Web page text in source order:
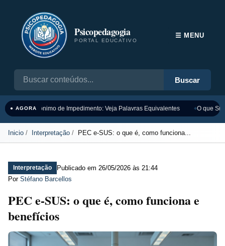
Psicopedagogia
PORTAL EDUCATIVO
Buscar
☰ MENU
● AGORASinônimo de Impedimento: Veja Palavras Equivalentes O que
Inicio Interpretação PEC e-SUS: o que é, como funciona...
Interpretação Publicado em 26/05/2026 às 21:44
Por Stéfano Barcellos
PEC e-SUS: o que é, como funciona e
benefícios